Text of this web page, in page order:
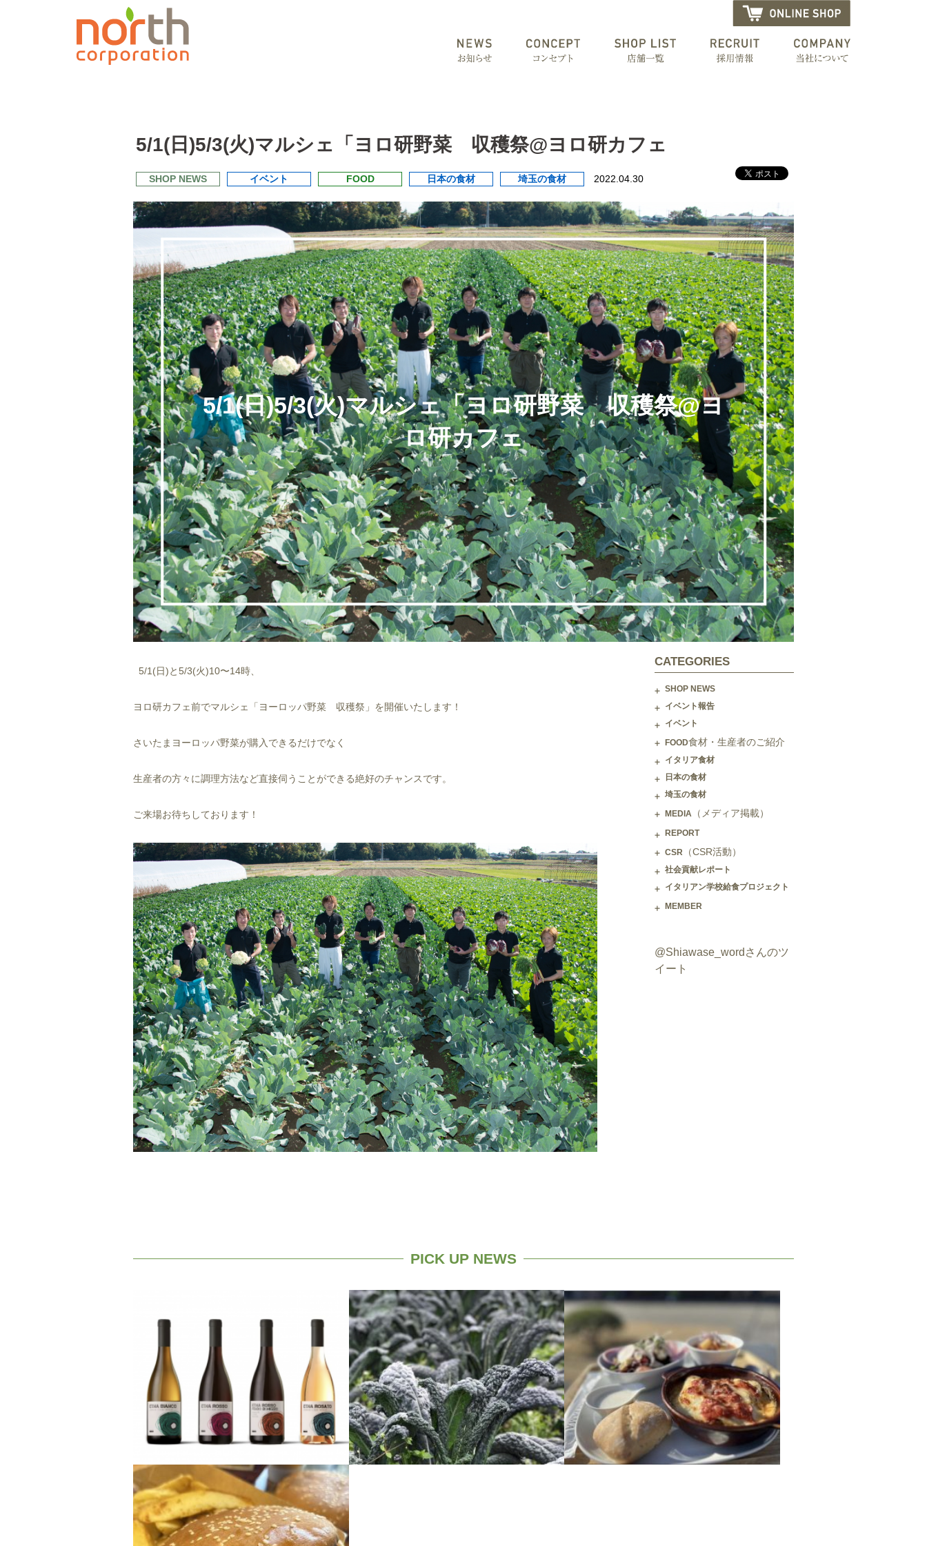
5/1(日)5/3(火)マルシェ「ヨロ研野菜 収穫祭@ヨロ研カフェ
SHOP NEWS イベント FOOD 日本の食材 埼玉の食材 2022.04.30
5/1(日)5/3(火)マルシェ「ヨロ研野菜 収穫祭@ヨ
ロ研カフェ
5/1(日)と5/3(火)10〜14時、
ヨロ研カフェ前でマルシェ「ヨーロッパ野菜 収穫祭」を開催いたします！
さいたまヨーロッパ野菜が購入できるだけでなく
生産者の方々に調理方法など直接伺うことができる絶好のチャンスです。
ご来場お待ちしております！
CATEGORIES
SHOP NEWS
イベント報告
イベント
FOOD食材・生産者のご紹介
イタリア食材
日本の食材
埼玉の食材
MEDIA （メディア掲載）
REPORT
CSR
（CSR活動）
社会貢献レポート
イタリアン学校給食プロジェクト
MEMBER
@Shiawase_wordさんのツ
イート
PICK UP NEWS